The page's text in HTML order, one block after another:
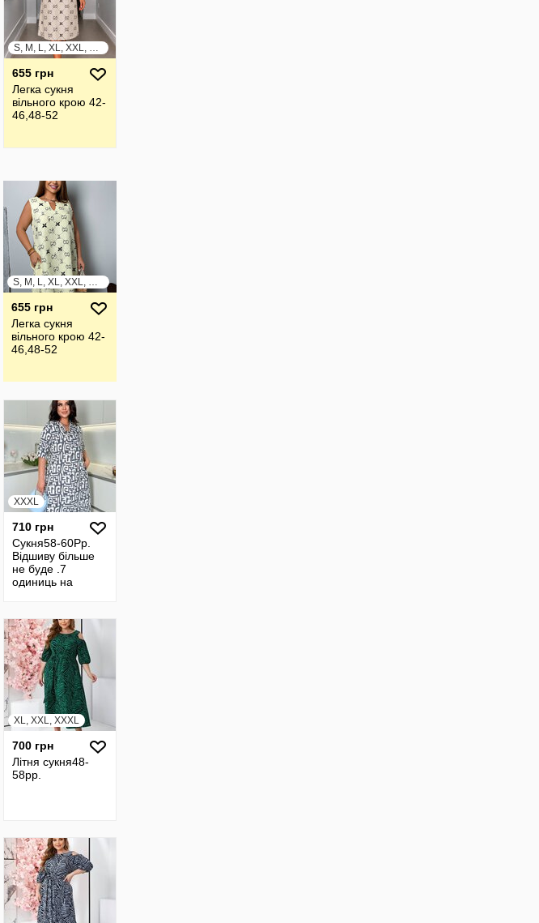
S, M, L, XL, XXL, XXXL
655 грн
Легка сукня
вільного крою 42-
46,48-52
S, M, L, XL, XXL, XXXL
655 грн
Легка сукня
вільного крою 42-
46,48-52
XXXL
710 грн
Сукня58-60Рр.
Відшиву більше
не буде .7
одиниць на
XL, XXL, XXXL
700 грн
Літня сукня48-
58pp.